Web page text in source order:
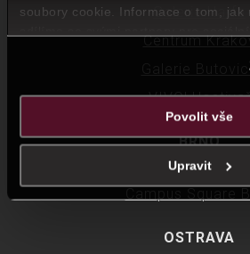
soubory cookie. Informace o tom, jak
informacemi, které jste jim poskytli
Povolit vše
Upravit
Galerie Harfa
Centrum
Galerie
VIVO! Hostivař
BRNO
LETMO Brno
OSTRAVA